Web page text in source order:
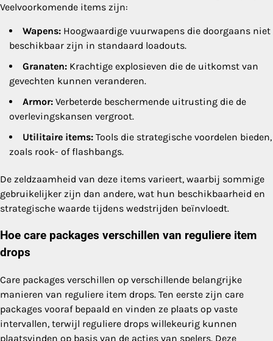
Veelvoorkomende items zijn:
Wapens: Hoogwaardige vuurwapens die doorgaans niet
beschikbaar zijn in standaard loadouts.
Granaten: Krachtige explosieven die de uitkomst van
gevechten kunnen veranderen.
Armor: Verbeterde beschermende uitrusting die de
overlevingskansen vergroot.
Utilitaire items: Tools die strategische voordelen bieden,
zoals rook- of flashbangs.
De zeldzaamheid van deze items varieert, waarbij sommige
gebruikelijker zijn dan andere, wat hun beschikbaarheid en
strategische waarde tijdens wedstrijden beïnvloedt.
Hoe care packages verschillen van reguliere item
drops
Care packages verschillen op verschillende belangrijke
manieren van reguliere item drops. Ten eerste zijn care
packages vooraf bepaald en vinden ze plaats op vaste
intervallen, terwijl reguliere drops willekeurig kunnen
plaatsvinden op basis van de acties van spelers. Deze